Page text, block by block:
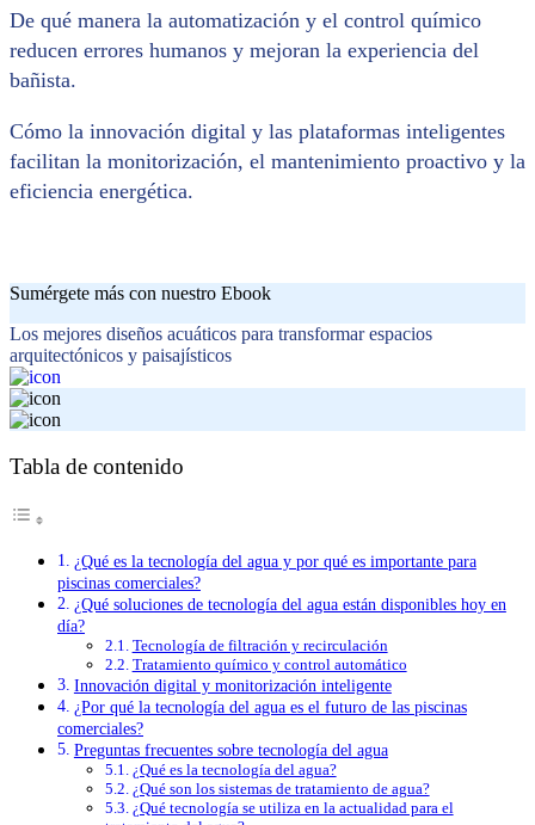
De qué manera la automatización y el control químico
reducen errores humanos y mejoran la experiencia del
bañista.
Cómo la innovación digital y las plataformas inteligentes
facilitan la monitorización, el mantenimiento proactivo y la
eficiencia energética.
Sumérgete más con nuestro Ebook
Los mejores diseños acuáticos para transformar espacios
arquitectónicos y paisajísticos
Tabla de contenido
¿Qué es la tecnología del agua y por qué es importante para
piscinas comerciales?
¿Qué soluciones de tecnología del agua están disponibles hoy en
día?
Tecnología de filtración y recirculación
Tratamiento químico y control automático
Innovación digital y monitorización inteligente
¿Por qué la tecnología del agua es el futuro de las piscinas
comerciales?
Preguntas frecuentes sobre tecnología del agua
¿Qué es la tecnología del agua?
¿Qué son los sistemas de tratamiento de agua?
¿Qué tecnología se utiliza en la actualidad para el